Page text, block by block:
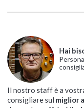
Hai
Il nostro staff è a
consigliare sul miglior